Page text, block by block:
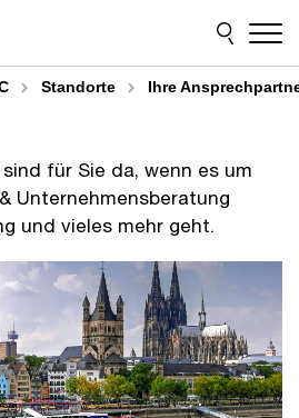
Standorte ­Ihre
für Sie da, wenn es um
Unternehmensberatung
und vieles mehr geht.